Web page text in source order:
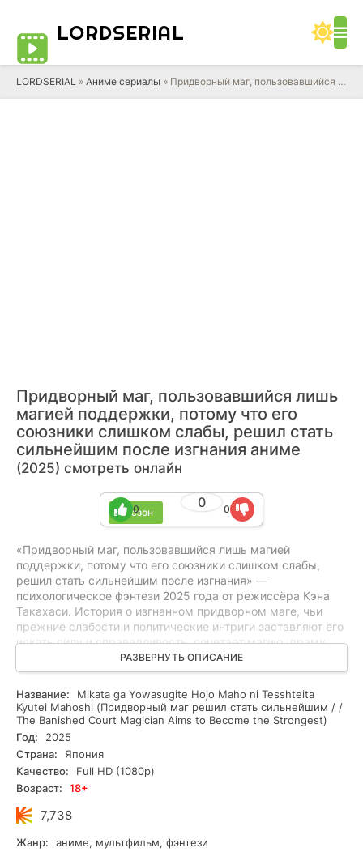
LORDSERIAL
LORDSERIAL » Аниме сериалы » Придворный маг, пользовавшийся лишь магией поддержки, потому что его союзники слишком слабы, решил стать сильнейшим после изгнания
Придворный маг, пользовавшийся лишь
магией поддержки, потому что его
союзники слишком слабы, решил стать
сильнейшим после изгнания аниме
(2025) смотреть онлайн
1 сезон
0
0 0
«Придворный маг, пользовавшийся лишь магией
поддержки, потому что его союзники слишком слабы,
решил стать сильнейшим после изгнания» —
психологическое фэнтези 2025 года от режиссёра Кэна
Такахаси. История о изгнанном придворном маге, чьи
прежние слабости и политические интриги заставляют его
искать силу и справедливость, сочетает магию, драму,
напрягающий триллер и элементы детективной загадки.
Конфликт между амбициями героя и устоявшимся
порядком держит внимание до последней сцены, не
раскрывая ключевых тайн. Подойдёт любителям глубокой
драмы, напряжённых расследований и фэнтези с
интригой. Смотрите онлайн все серии в HD — в хорошем
качестве и бесплатно.
РАЗВЕРНУТЬ ОПИСАНИЕ
Название:
Mikata ga Yowasugite Hojo Maho ni Tesshteita
Kyutei Mahoshi (Придворный маг решил стать сильнейшим / /
The Banished Court Magician Aims to Become the Strongest)
Год:
2025
Страна:
Япония
Качество:
Full HD (1080p)
Возраст:
18+
7,738
Жанр:
аниме, мультфильм, фэнтези